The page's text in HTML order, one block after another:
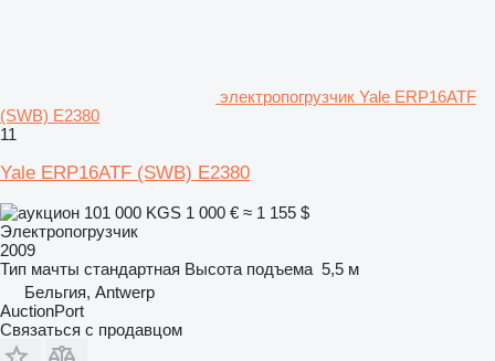
электропогрузчик Yale ERP16ATF
(SWB) E2380
11
Yale ERP16ATF (SWB) E2380
101 000 KGS 1 000 € ≈ 1 155 $
Электропогрузчик
2009
Тип мачты стандартная Высота подъема 5,5 м
Бельгия, Antwerp
AuctionPort
Связаться с продавцом